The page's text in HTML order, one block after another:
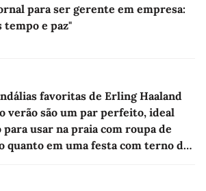
para ser gerente em empresa:
tempo e paz"
favoritas de Erling Haaland
verão são um par perfeito, ideal
usar na praia com roupa de
quanto em uma festa com terno de